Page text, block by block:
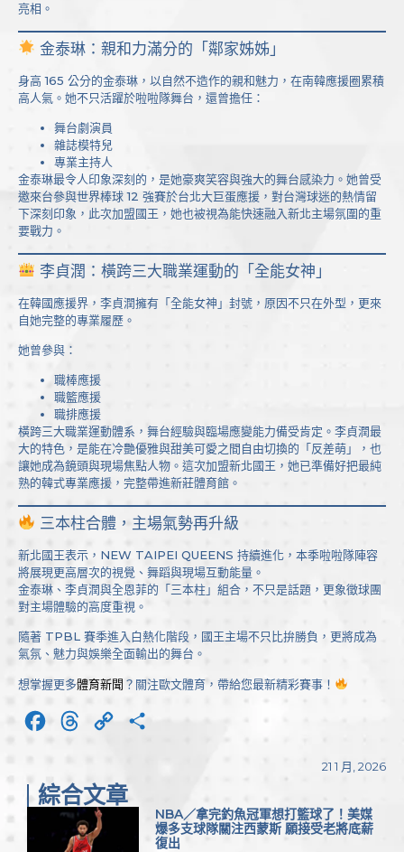
亮相。
金泰琳：親和力滿分的「鄰家姊姊」
身高 165 公分的金泰琳，以自然不造作的親和魅力，在南韓應援圈累積
高人氣。她不只活躍於啦啦隊舞台，還曾擔任：
舞台劇演員
雜誌模特兒
專業主持人
金泰琳最令人印象深刻的，是她豪爽笑容與強大的舞台感染力。她曾受
邀來台參與世界棒球 12 強賽於台北大巨蛋應援，對台灣球迷的熱情留
下深刻印象，此次加盟國王，她也被視為能快速融入新北主場氛圍的重
要戰力。
李貞潤：橫跨三大職業運動的「全能女神」
在韓國應援界，李貞潤擁有「全能女神」封號，原因不只在外型，更來
自她完整的專業履歷。
她曾參與：
職棒應援
職籃應援
職排應援
橫跨三大職業運動體系，舞台經驗與臨場應變能力備受肯定。李貞潤最
大的特色，是能在冷艷優雅與甜美可愛之間自由切換的「反差萌」，也
讓她成為鏡頭與現場焦點人物。這次加盟新北國王，她已準備好把最純
熟的韓式專業應援，完整帶進新莊體育館。
三本柱合體，主場氣勢再升級
新北國王表示，NEW TAIPEI QUEENS 持續進化，本季啦啦隊陣容
將展現更高層次的視覺、舞蹈與現場互動能量。
金泰琳、李貞潤與全恩菲的「三本柱」組合，不只是話題，更象徵球團
對主場體驗的高度重視。
隨著 TPBL 賽季進入白熱化階段，國王主場不只比拚勝負，更將成為
氣氛、魅力與娛樂全面輸出的舞台。
想掌握更多體育新聞 ？關注歐文體育，帶給您最新精彩賽事！
FacebookThreads
Copy
21 1 月, 2026
綜合文章
NBA／拿完釣魚冠軍想打籃球了！美媒
爆多支球隊關注西蒙斯 願接受老將底薪
復出